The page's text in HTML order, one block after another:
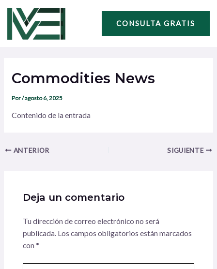
contenido
CONSULTA GRATIS
Commodities News
Por/agosto 6, 2025
Contenido de la entrada
entradas
ANTERIOR SIGUIENTE
Deja un comentario
Tu dirección de correo electrónico no será
publicada. Los campos obligatorios están marcados
con *